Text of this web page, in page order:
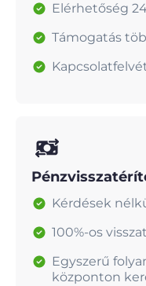
Elérhetőség
Támogatás
Kérdések
100%-os
Egyszerű
központon